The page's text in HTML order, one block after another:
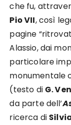
che fu,
Pio VII, così
pagine
Alassio, dai
particolare
monumentale
(testo di G.
da parte dell’
ricerca di